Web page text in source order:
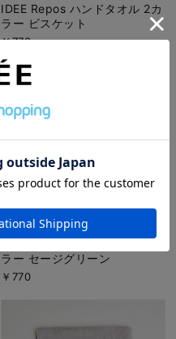
IDEE Repos ハンドタオル 2カ
ラー ビスケット
￥770
ラー セージグリーン
￥770